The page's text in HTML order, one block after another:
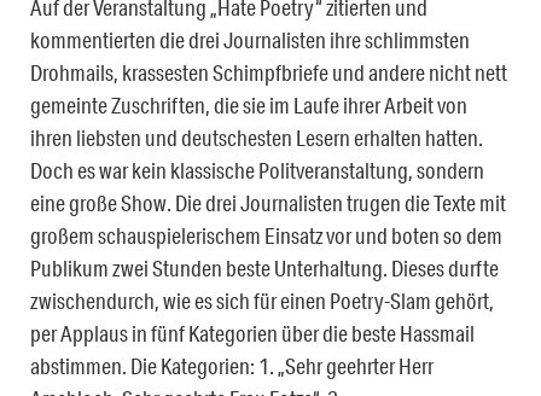
Auf der Veranstaltung „Hate Poetry“ zitierten und
kommentierten die drei Journalisten ihre schlimmsten
Drohmails, krassesten Schimpfbriefe und andere nicht nett
gemeinte Zuschriften, die sie im Laufe ihrer Arbeit von
ihren liebsten und deutschesten Lesern erhalten hatten.
Doch es war kein klassische Politveranstaltung, sondern
eine große Show. Die drei Journalisten trugen die Texte mit
großem schauspielerischem Einsatz vor und boten so dem
Publikum zwei Stunden beste Unterhaltung. Dieses durfte
zwischendurch, wie es sich für einen Poetry-Slam gehört,
per Applaus in fünf Kategorien über die beste Hassmail
abstimmen. Die Kategorien: 1. „Sehr geehrter Herr